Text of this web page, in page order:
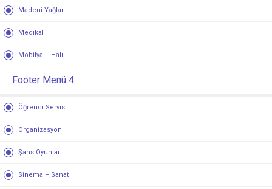
Madeni Yağlar
Medikal
Mobilya – Halı
Footer Menü 4
Öğrenci Servisi
Organizasyon
Şans Oyunları
Sinema – Sanat